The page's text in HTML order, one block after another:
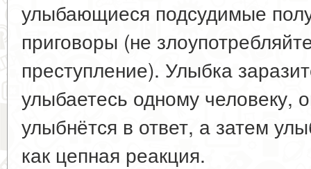
улыбающиеся подсудимые
приговоры (не
преступление). Улыбка
улыбаетесь одному человеку,
улыбнётся в ответ, а затем
как цепная реакция.